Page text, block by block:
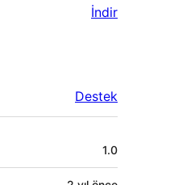
İndir
Destek
1.0